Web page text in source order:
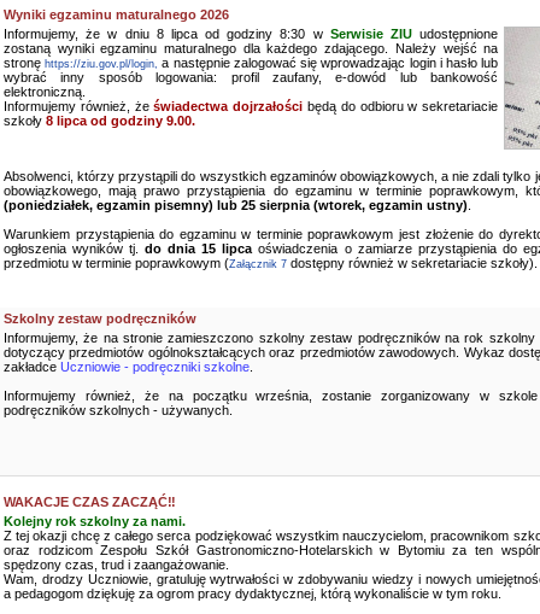
Wyniki egzaminu maturalnego 2026
Informujemy, że w dniu 8 lipca od godziny 8:30 w Serwisie ZIU udostępnione
zostaną wyniki egzaminu maturalnego dla każdego zdającego. Należy wejść na
stronęhttps://ziu.gov.pl/login, a następnie zalogować się wprowadzając login i hasło lub
wybrać inny sposób logowania: profil zaufany, e-dowód lub bankowość
elektroniczną.
Informujemy również, żeświadectwa dojrzałości będą do odbioru w sekretariacie
szkoły 8 lipca od godziny 9.00.
Absolwenci, którzy przystąpili do wszystkich egzaminów obowiązkowych, a nie zdali tylko
obowiązkowego, mają prawo przystąpienia do egzaminu w terminie poprawkowym,
(poniedziałek, egzamin pisemny) lub 25 sierpnia (wtorek, egzamin ustny)
Warunkiem przystąpienia do egzaminu w terminie poprawkowym jest złożenie do
ogłoszenia wyników tj.do dnia 15 lipca oświadczenia o zamiarze przystąpienia do
przedmiotu w terminie poprawkowym (Załącznik 7 dostępny również w sekretariacie szkoły).
Szkolny zestaw podręczników
Informujemy, że na stronie zamieszczono szkolny zestaw podręczników na rok szkolny
dotyczący przedmiotów ogólnokształcących oraz przedmiotów zawodowych. Wykaz
zakładce Uczniowie - podręczniki szkolne
Informujemy również, że na początku września, zostanie zorganizowany w
podręczników szkolnych - używanych.
WAKACJE CZAS ZACZĄĆ‼️
Kolejny rok szkolny za nami.
Z tej okazji chcę z całego serca podziękować wszystkim nauczycielom, pracownikom
oraz rodzicom Zespołu Szkół Gastronomiczno-Hotelarskich w Bytomiu za ten
spędzony czas, trud i zaangażowanie.
Wam, drodzy Uczniowie, gratuluję wytrwałości w zdobywaniu wiedzy i nowych
a pedagogom dziękuję za ogrom pracy dydaktycznej, którą wykonaliście w tym roku.